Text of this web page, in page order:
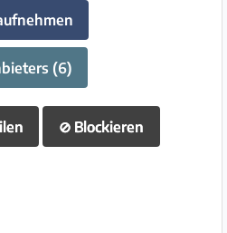
(6)
⊘ Blockieren